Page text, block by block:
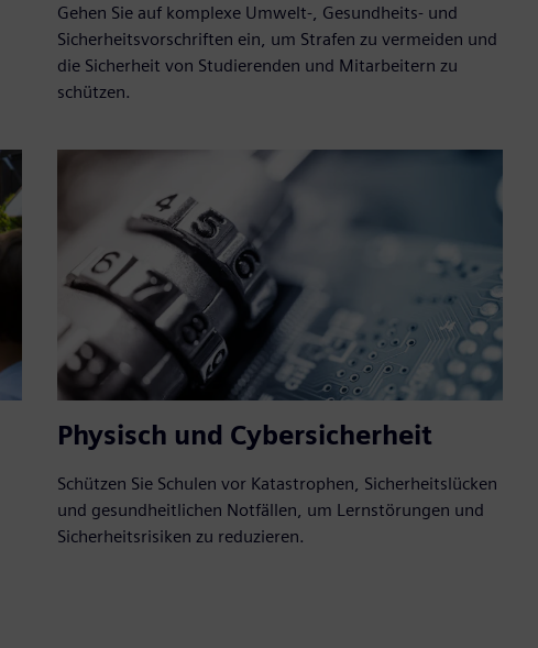
Gehen Sie auf komplexe Umwelt-, Gesundheits- und
Sicherheitsvorschriften ein, um Strafen zu vermeiden und
die Sicherheit von Studierenden und Mitarbeitern zu
schützen.
Physisch und Cybersicherheit
Schützen Sie Schulen vor Katastrophen, Sicherheitslücken
und gesundheitlichen Notfällen, um Lernstörungen und
Sicherheitsrisiken zu reduzieren.